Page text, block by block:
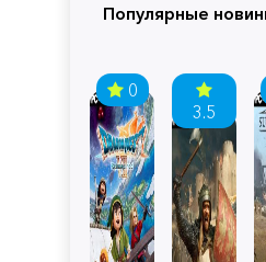
Популярные
0
3.5